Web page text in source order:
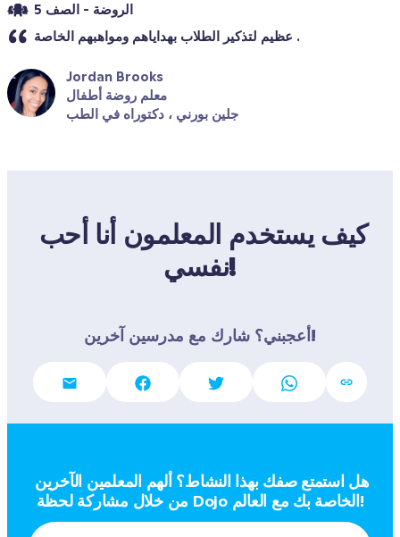
الروضة - الصف 5
عظيم لتذكير الطلاب بهداياهم ومواهبهم الخاصة .
Jordan Brooks
معلم روضة أطفال
جلين بورني ، دكتوراه في الطب
نفسي!
أعجبني؟ شارك مع مدرسين آخرين!
من خلال مشاركة لحظة Dojo الخاصة بك مع العالم!